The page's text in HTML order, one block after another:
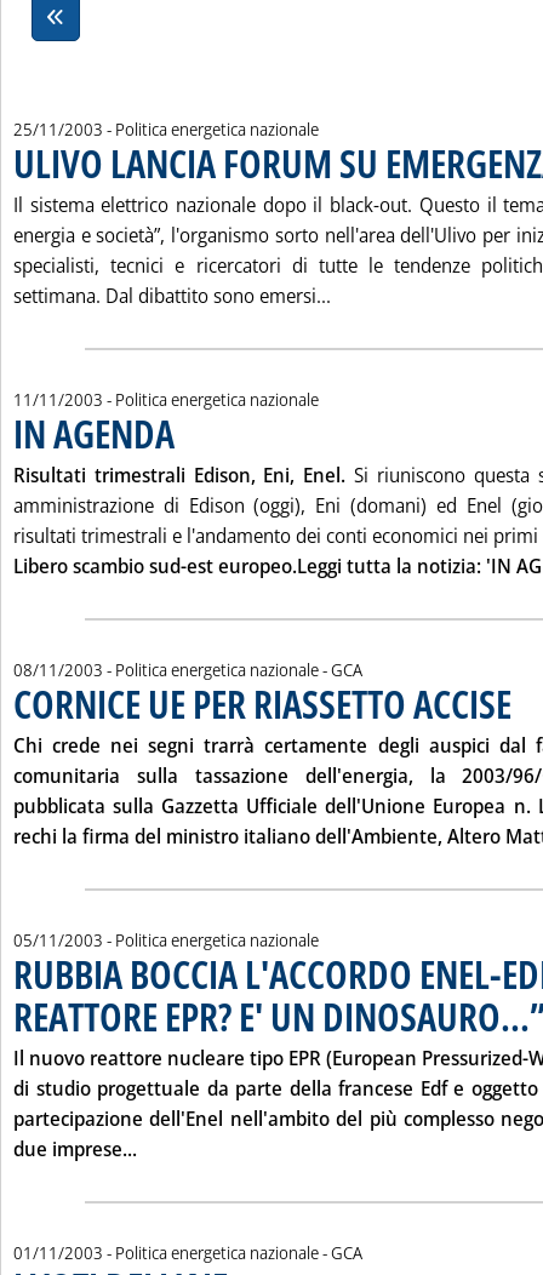
25/11/2003 - Politica energetica nazionale
ULIVO LANCIA FORUM SU
Il sistema elettrico nazionale dopo il black-out. Questo il
energia e società”, l'organismo sorto nell'area dell'Ulivo per
specialisti, tecnici e ricercatori di tutte le tendenze
settimana. Dal dibattito sono emersi...
11/11/2003 - Politica energetica nazionale
IN AGENDA
Risultati trimestrali Edison, Eni, Enel. Si riuniscono questa
amministrazione di Edison (oggi), Eni (domani) ed Enel
risultati trimestrali e l'andamento dei conti economici nei
Libero scambio sud-est europeo.Leggi tutta la notizia: 'IN
08/11/2003 - Politica energetica nazionale -di:
GCA
CORNICE UE PER RIASSETTO ACCISE
Chi crede nei segni trarrà certamente degli auspici dal
comunitaria sulla tassazione dell'energia, la 2003/
pubblicata sulla Gazzetta Ufficiale dell'Unione Europea
rechi la firma del ministro italiano dell'Ambiente, Altero
05/11/2003 - Politica energetica nazionale
RUBBIA BOCCIA L'ACCORDO ENEL-
REATTORE EPR? E' UN
Il nuovo reattore nucleare tipo EPR (European Pressurized-
di studio progettuale da parte della francese Edf e
partecipazione dell'Enel nell'ambito del più complesso
due imprese...Leggi tutta la notizia: 'RUBBIA BOCCIA
01/11/2003 - Politica energetica nazionale -di:
GCA